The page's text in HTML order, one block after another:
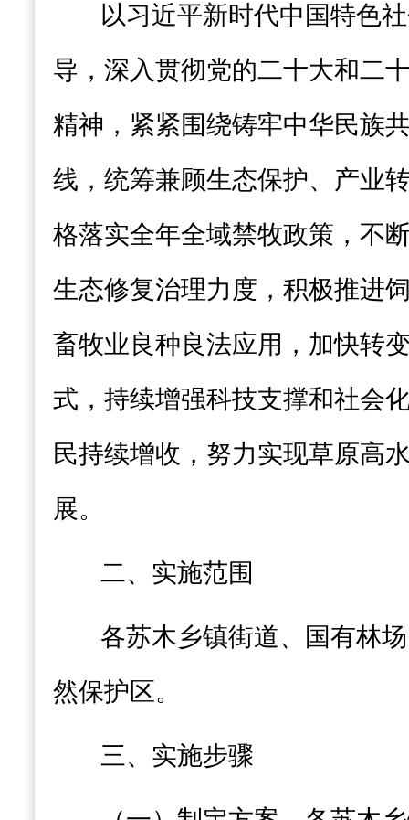
以习近平新时代中国特色
导， 深入贯彻党的二十大和二
精神，紧紧围绕铸牢中华民族
线，统筹兼顾生态保护、产业
格落实全年全域禁牧政策，不
生态修复治理力度，积极推进
畜牧业良种良法应用，加快转
式，持续增强科技支撑和社会
民持续增收，努力实现草原高
展。
二、实施范围
各苏木乡镇街道、国有林
然保护区。
三、实施步骤